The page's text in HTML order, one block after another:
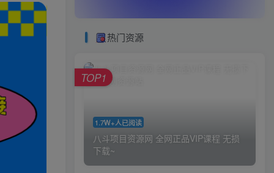
热门资源
1.7W+人已阅读
八斗项目资源网 全网正品VIP课程 无损
下载~
TOP1